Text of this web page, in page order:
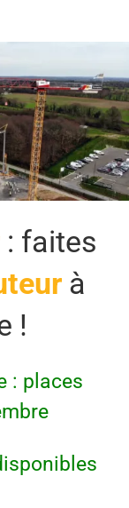
: faites
à
!
: places